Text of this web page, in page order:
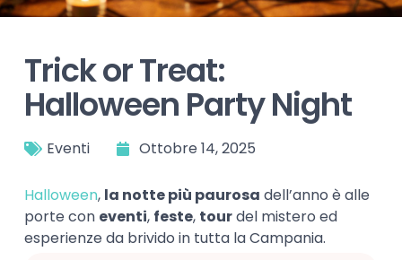
Trick or Treat:
Halloween Party Night
Eventi Ottobre 14, 2025
Halloween, la notte più paurosa dell’anno è alle
porte con eventi, feste, tourdel mistero ed
esperienze da brivido in tutta la Campania.